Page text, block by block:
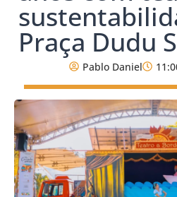
Praça Dudu
Pablo Daniel